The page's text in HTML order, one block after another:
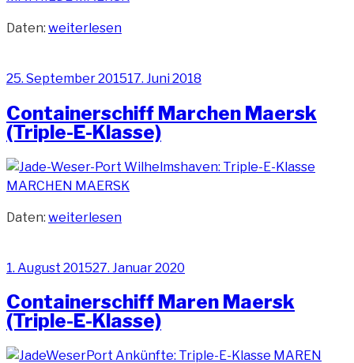
Daten: „Containerschiff
(Triple-
Klasse)“
weiterlesen
Veröffentlicht
25. September 201517. Juni 2018
Containerschiff Marchen Maersk
(Triple-E-Klasse)
Daten: „Containerschiff
(Triple-
E-
Klasse)“
weiterlesen
Veröffentlicht
1. August 201527. Januar 2020
Containerschiff Maren Maersk
(Triple-E-Klasse)